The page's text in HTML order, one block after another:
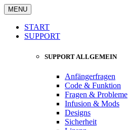
MENU
START
SUPPORT
SUPPORT ALLGEMEIN
Anfängerfragen
Code & Funktion
Fragen & Probleme
Infusion & Mods
Designs
Sicherheit